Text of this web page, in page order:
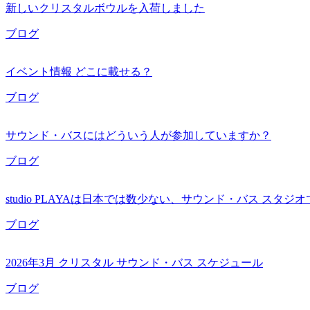
新しいクリスタルボウルを入荷しました
ブログ
イベント情報 どこに載せる？
ブログ
サウンド・バスにはどういう人が参加していますか？
ブログ
studio PLAYAは日本では数少ない、サウンド・バス スタジオ
ブログ
2026年3月 クリスタル サウンド・バス スケジュール
ブログ